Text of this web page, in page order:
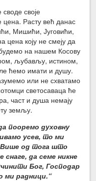
своје
Расту већ данас
Мишићи, Југовићи,
цена коју не смеју да
на нашем Косову
љубављу, истином,
ћемо имати и душу.
или не схватамо
светосаваца ће
част и душа немају
земљу.
пооремо духовну
усев, то ми
од тога што
да семе никне
Бог, Господар
ми радници.“